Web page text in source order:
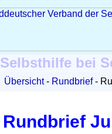
Selbsthilfe bei
Übersicht Rundbrief
Rundbrief